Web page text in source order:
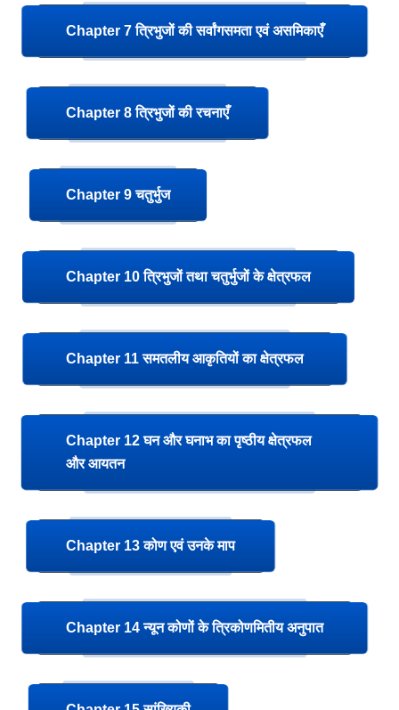
Chapter 7 त्रिभुजों की सर्वांगसमता एवं असमिकाएँ
Chapter 8 त्रिभुजों की रचनाएँ
Chapter 9 चतुर्भुज
Chapter 10 त्रिभुजों तथा चतुर्भुजों के क्षेत्रफल
Chapter 11 समतलीय आकृतियों का क्षेत्रफल
Chapter 12 घन और घनाभ का पृष्ठीय क्षेत्रफल
और आयतन
Chapter 13 कोण एवं उनके माप
Chapter 14 न्यून कोणों के त्रिकोणमितीय अनुपात